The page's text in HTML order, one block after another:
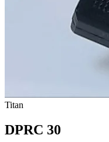
Titan
DPRC 30